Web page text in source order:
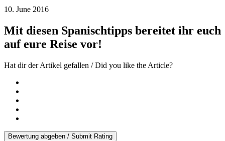
10. June 2016
Mit diesen Spanischtipps bereitet ihr euch
auf eure Reise vor!
Hat dir der Artikel gefallen / Did you like the Article?
Bewertung abgeben / Submit Rating